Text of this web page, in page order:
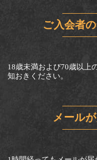
ご入会者
18歳未満および70歳以上
知おきください。
メール